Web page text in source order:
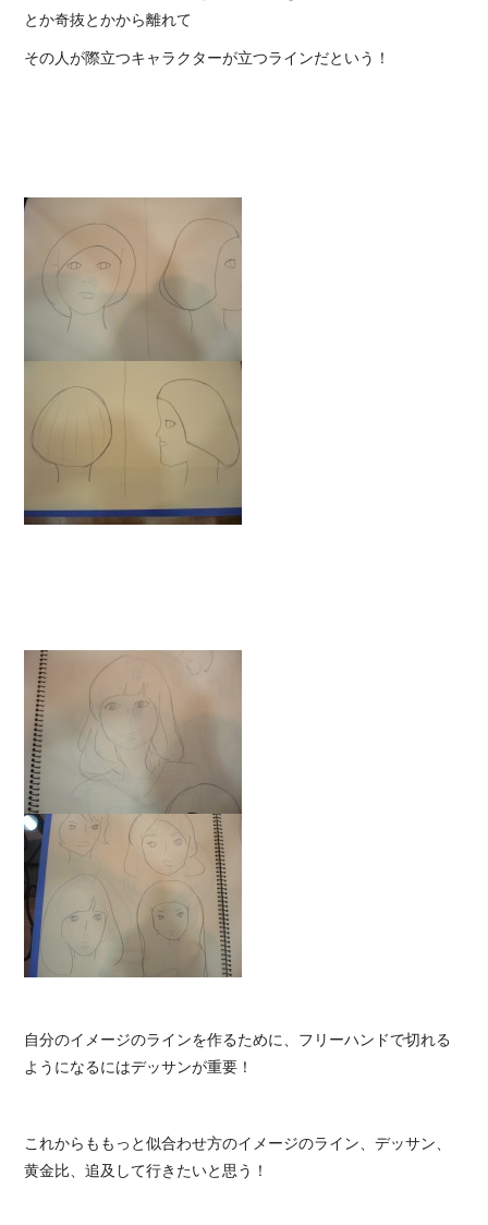
とか奇抜とかから離れて
その人が際立つキャラクターが立つラインだという！
自分のイメージのラインを作るために、フリーハンドで切れる
ようになるにはデッサンが重要！
これからももっと似合わせ方のイメージのライン、デッサン、
黄金比、追及して行きたいと思う！